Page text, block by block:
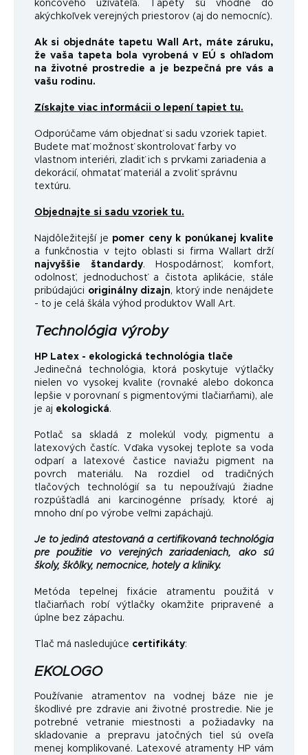
koncového užívateľa. Tapety sú vhodné do
akýchkoľvek verejných priestorov (aj do nemocníc).
Ak si objednáte tapetu Wall Art, máte záruku,
že vaša tapeta bola vyrobená v EÚ s ohľadom
na životné prostredie a je bezpečná pre vás a
vašu rodinu.
Získajte viac informácii o lepení tapiet tu.
Odporúčame vám objednať si sadu vzoriek tapiet.
Budete mať možnosť skontrolovať farby vo
vlastnom interiéri, zladiť ich s prvkami zariadenia a
dekorácií, ohmatať materiál a zvoliť správnu
textúru.
Objednajte si sadu vzoriek tu.
Najdôležitejší je pomer ceny k ponúkanej kvalite
a funkčnostia v tejto oblasti si firma Wallart drží
najvyššie štandardy. Hospodárnosť, komfort,
odolnosť, jednoduchosť a čistota aplikácie, stále
pribúdajúci originálny dizajn, ktorý inde nenájdete
- to je celá škála výhod produktov Wall Art.
Technológia výroby
HP Latex - ekologická technológia tlače
Jedinečná technológia, ktorá poskytuje výtlačky
nielen vo vysokej kvalite (rovnaké alebo dokonca
lepšie v porovnaní s pigmentovými tlačiarňami), ale
je aj ekologická.
Potlač sa skladá z molekúl vody, pigmentu a
latexových častíc. Vďaka vysokej teplote sa voda
odparí a latexové častice naviažu pigment na
povrch materiálu. Na rozdiel od tradičných
tlačových technológií sa tu nepoužívajú žiadne
rozpúšťadlá ani karcinogénne prísady, ktoré aj
mnoho dní po výrobe veľmi zapáchajú.
Je to jediná atestovaná a certifikovaná technológia
pre použitie vo verejných zariadeniach, ako sú
školy, škôlky, nemocnice, hotely a kliniky.
Metóda tepelnej fixácie atramentu použitá v
tlačiarňach robí výtlačky okamžite pripravené a
úplne bez zápachu.
Tlač má nasledujúce certifikáty:
EKOLOGO
Používanie atramentov na vodnej báze nie je
škodlivé pre zdravie ani životné prostredie. Nie je
potrebné vetranie miestnosti a požiadavky na
skladovanie a prepravu jatočných tiel sú oveľa
menej komplikované. Latexové atramenty HP vám